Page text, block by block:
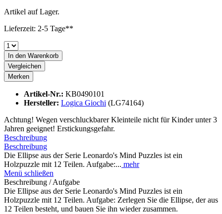
Artikel auf Lager.
Lieferzeit: 2-5 Tage**
In den Warenkorb
Vergleichen
Merken
Artikel-Nr.: KB0490101
Hersteller: Logica Giochi (LG74164)
Achtung! Wegen verschluckbarer Kleinteile nicht für Kinder unter 3
Jahren geeignet! Erstickungsgefahr.
Beschreibung
Beschreibung
Die Ellipse aus der Serie Leonardo's Mind Puzzles ist ein
Holzpuzzle mit 12 Teilen. Aufgabe:... mehr
Menü schließen
Beschreibung / Aufgabe
Die Ellipse aus der Serie Leonardo's Mind Puzzles ist ein
Holzpuzzle mit 12 Teilen. Aufgabe: Zerlegen Sie die Ellipse, der aus
12 Teilen besteht, und bauen Sie ihn wieder zusammen.